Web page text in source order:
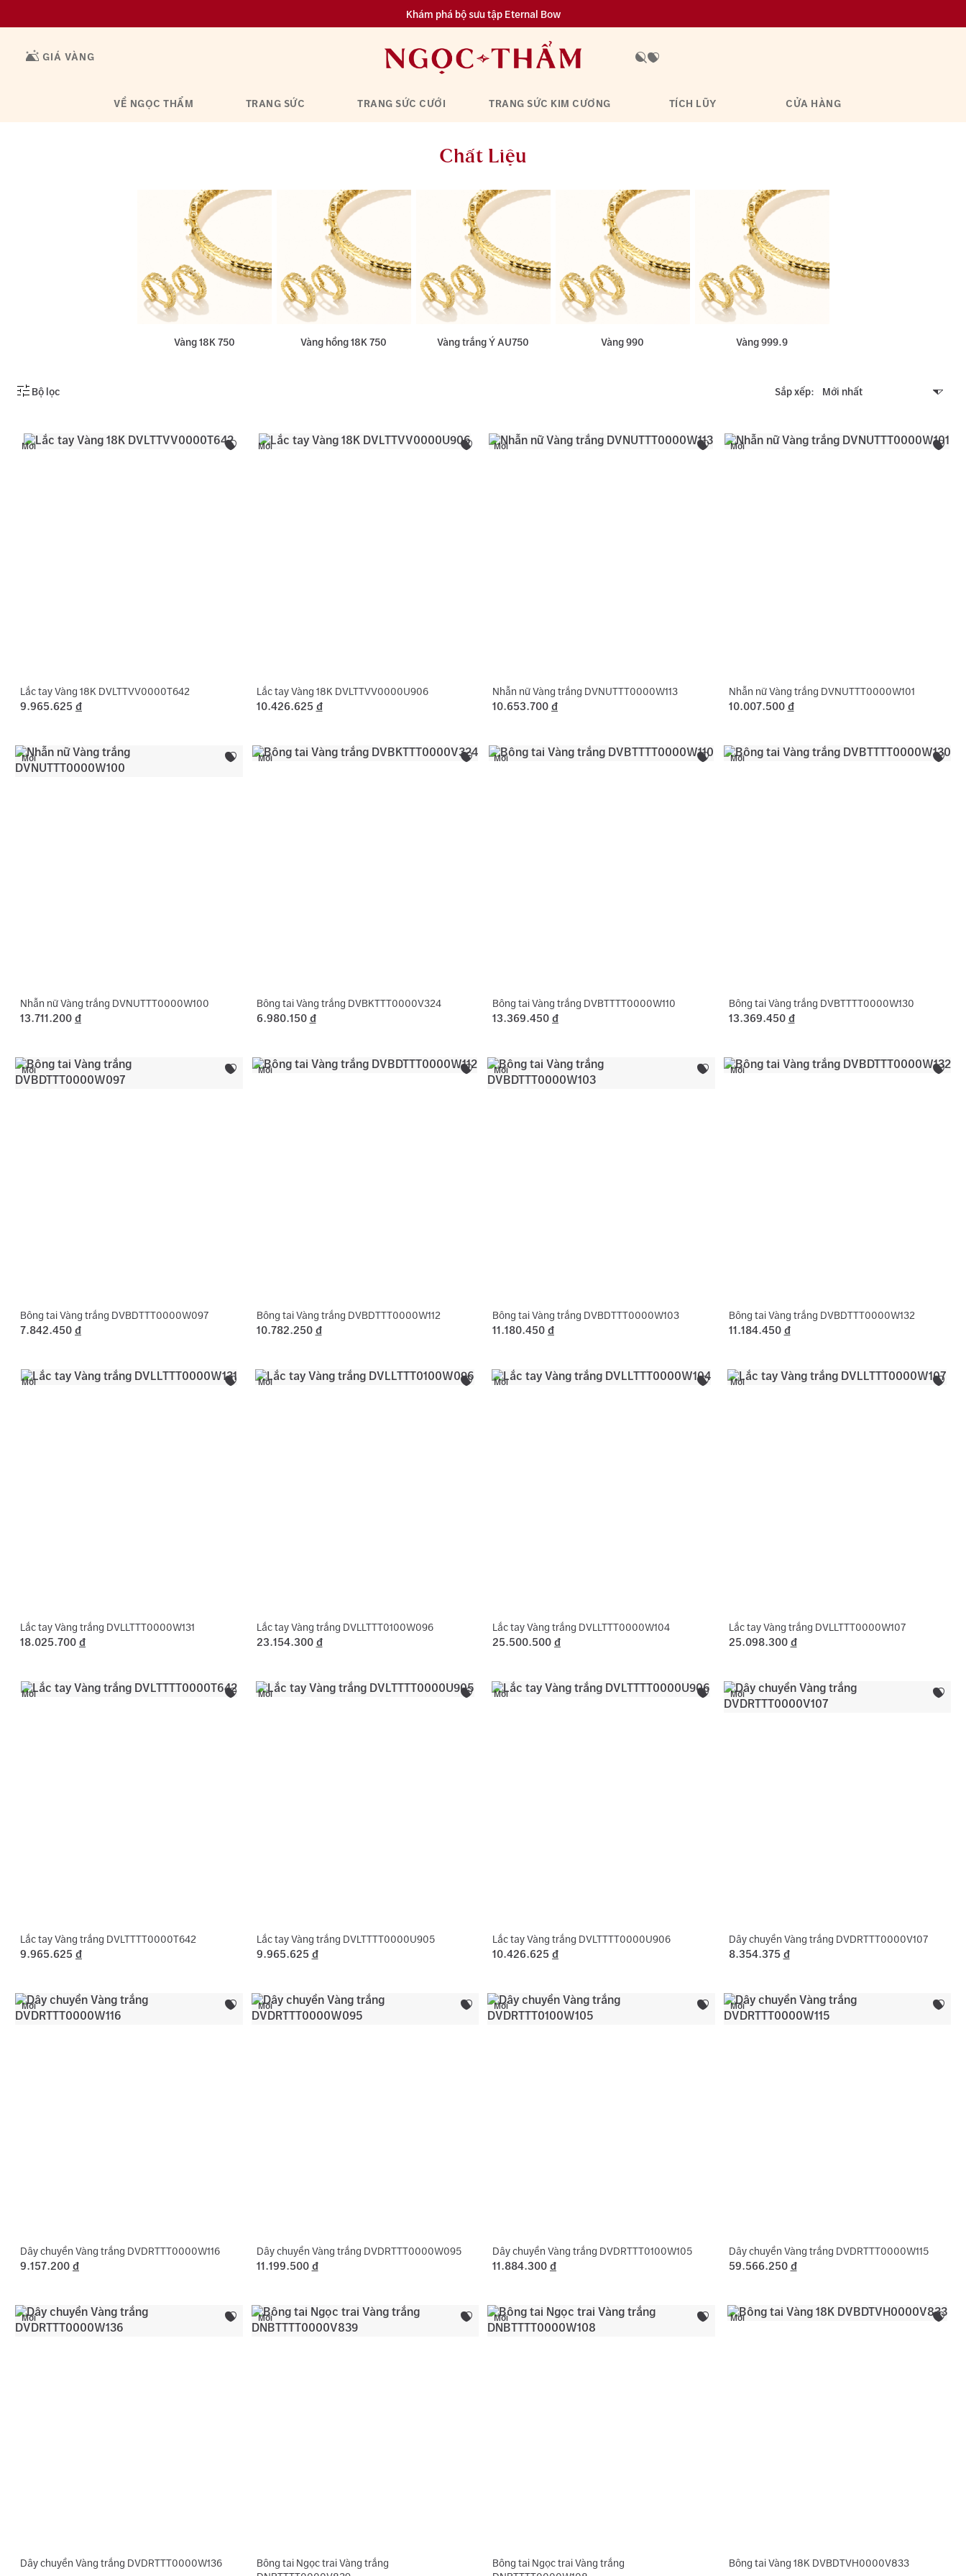
Đa dạng lựa chọn tích luỹ từ 0.1 chỉ vàng 999.9
GIÁ VÀNG
VỀ NGỌC THẨM TRANG SỨC TRANG SỨC CƯỚI TRANG SỨC KIM CƯƠNG TÍCH LŨY CỬA HÀNG
Chất Liệu
Vàng 18K 750 Vàng hồng 18K 750 Vàng trắng Ý AU750 Vàng 990 Vàng 999.9
Bộ lọc Sắp xếp
Mới
Lắc tay Vàng 18K DVLTTVV0000T642
9.965.625 đ
Mới
Lắc tay Vàng 18K DVLTTVV0000U906
10.426.625 đ
Mới
Nhẫn nữ Vàng trắng DVNUTTT0000W113
10.653.700 đ
Mới
Nhẫn nữ Vàng trắng DVNUTTT0000W101
10.007.500 đ
Mới
Nhẫn nữ Vàng trắng DVNUTTT0000W100
13.711.200 đ
Mới
Bông tai Vàng trắng DVBKTTT0000V324
6.980.150 đ
Mới
Bông tai Vàng trắng DVBTTTT0000W110
13.369.450 đ
Mới
Bông tai Vàng trắng DVBTTTT0000W130
13.369.450 đ
Mới
Bông tai Vàng trắng DVBDTTT0000W097
7.842.450 đ
Mới
Bông tai Vàng trắng DVBDTTT0000W112
10.782.250 đ
Mới
Bông tai Vàng trắng DVBDTTT0000W103
11.180.450 đ
Mới
Bông tai Vàng trắng DVBDTTT0000W132
11.184.450 đ
Mới
Lắc tay Vàng trắng DVLLTTT0000W131
18.025.700 đ
Mới
Lắc tay Vàng trắng DVLLTTT0100W096
23.154.300 đ
Mới
Lắc tay Vàng trắng DVLLTTT0000W104
25.500.500 đ
Mới
Lắc tay Vàng trắng DVLLTTT0000W107
25.098.300 đ
Mới
Lắc tay Vàng trắng DVLTTTT0000T642
9.965.625 đ
Mới
Lắc tay Vàng trắng DVLTTTT0000U905
9.965.625 đ
Mới
Lắc tay Vàng trắng DVLTTTT0000U906
10.426.625 đ
Mới
Dây chuyền Vàng trắng DVDRTTT0000V107
8.354.375 đ
Mới
Dây chuyền Vàng trắng DVDRTTT0000W116
9.157.200 đ
Mới
Dây chuyền Vàng trắng DVDRTTT0000W095
11.199.500 đ
Mới
Dây chuyền Vàng trắng DVDRTTT0100W105
11.884.300 đ
Mới
Dây chuyền Vàng trắng DVDRTTT0000W115
59.566.250 đ
Mới
Dây chuyền Vàng trắng DVDRTTT0000W136
Mới
Bông tai Ngọc trai Vàng trắng
Mới
Bông tai Ngọc trai Vàng trắng
Mới
Bông tai Vàng 18K DVBDTVH0000V833